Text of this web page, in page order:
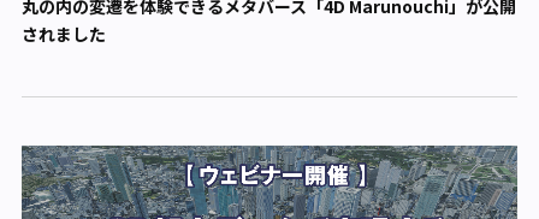
丸の内の変遷を体験できるメタバース「4D Marunouchi」が公開
されました